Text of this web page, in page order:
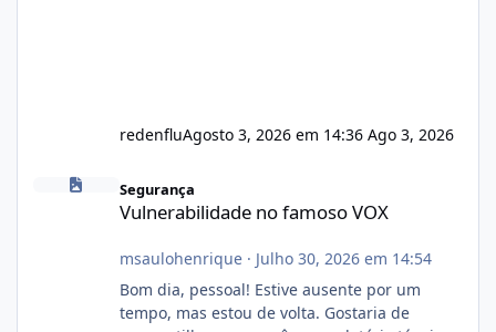
redenfluAgosto 3, 2026 em 14:36 Ago 3, 2026
Segurança
Vulnerabilidade no famoso VOX
msaulohenrique· Julho 30, 2026 em 14:54
Bom dia, pessoal! Estive ausente por um
tempo, mas estou de volta. Gostaria de